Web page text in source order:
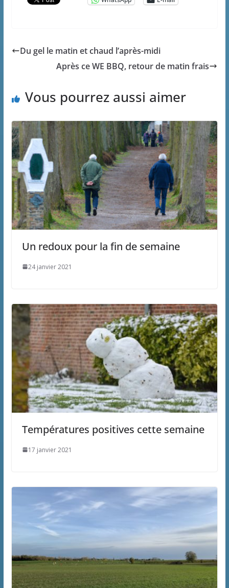
Du gel le matin et chaud l’après-midi
Après ce WE BBQ, retour de matin frais
Vous pourrez aussi aimer
Un redoux pour la fin de semaine
24 janvier 2021
Températures positives cette semaine
17 janvier 2021